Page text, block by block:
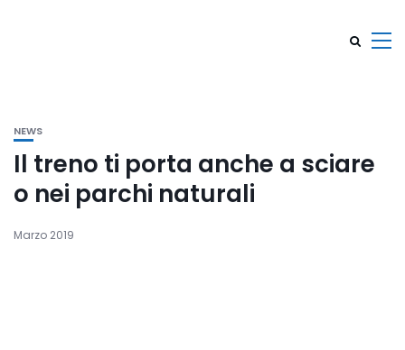
NEWS
Il treno ti porta anche a sciare
o nei parchi naturali
Marzo 2019